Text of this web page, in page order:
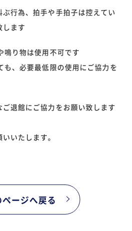
行為、拍手や手拍子は控えてい
します
り物は使用不可です
、必要最低限の使用にご協力を
退館にご協力をお願い致します
いたします。
ージへ戻る